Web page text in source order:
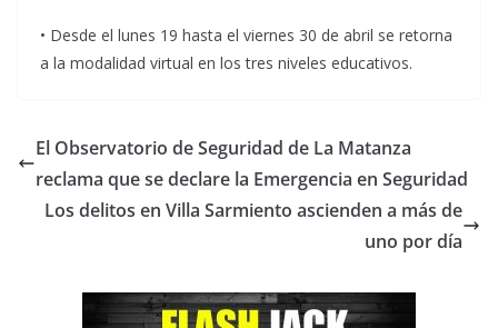
• Desde el lunes 19 hasta el viernes 30 de abril se retorna
a la modalidad virtual en los tres niveles educativos.
El Observatorio de Seguridad de La Matanza
reclama que se declare la Emergencia en Seguridad
Los delitos en Villa Sarmiento ascienden a más de
uno por día